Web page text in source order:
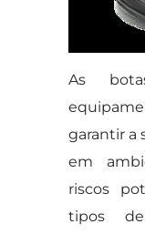
As
garantir a
em
riscos
tipos